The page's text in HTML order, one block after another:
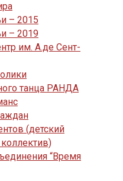
– 2015
– 2019
им. А.де Сент-
танца РАНДА
(детский
“Время